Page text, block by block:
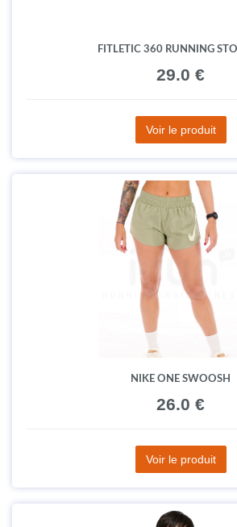
FITLETIC 360 RUNNING
29.0 €
Voir le produit
NIKE ONE SWOOSH
26.0 €
Voir le produit